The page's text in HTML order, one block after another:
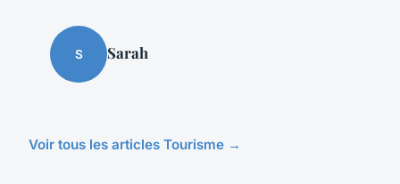
S Sarah
Voir tous les articles Tourisme →